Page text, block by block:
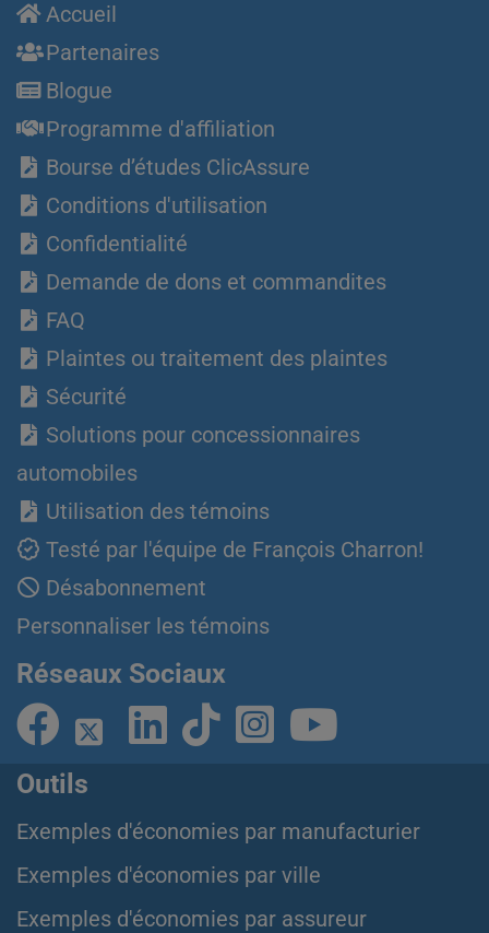
Accueil
Partenaires
Blogue
Programme d'affiliation
Bourse d’études ClicAssure
Conditions d'utilisation
Confidentialité
Demande de dons et commandites
FAQ
Plaintes ou traitement des plaintes
Sécurité
Solutions pour concessionnaires
automobiles
Utilisation des témoins
Testé par l'équipe de François Charron!
Désabonnement
Personnaliser les témoins
Réseaux Sociaux
Outils
Exemples d'économies par manufacturier
Exemples d'économies par ville
Exemples d'économies par assureur